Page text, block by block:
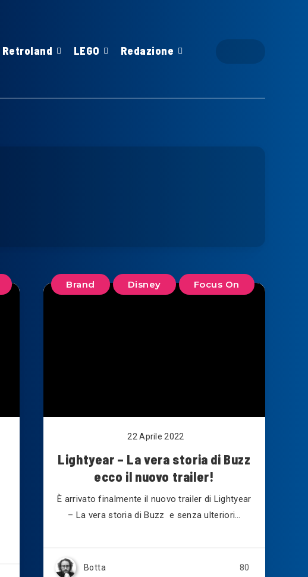
Retroland LEGO Redazione
Brand Disney Focus On
22 Aprile 2022
Lightyear – La vera storia di Buzz
ecco il nuovo trailer!
È arrivato finalmente il nuovo trailer di Lightyear
– La vera storia di Buzz e senza ulteriori…
Botta 80